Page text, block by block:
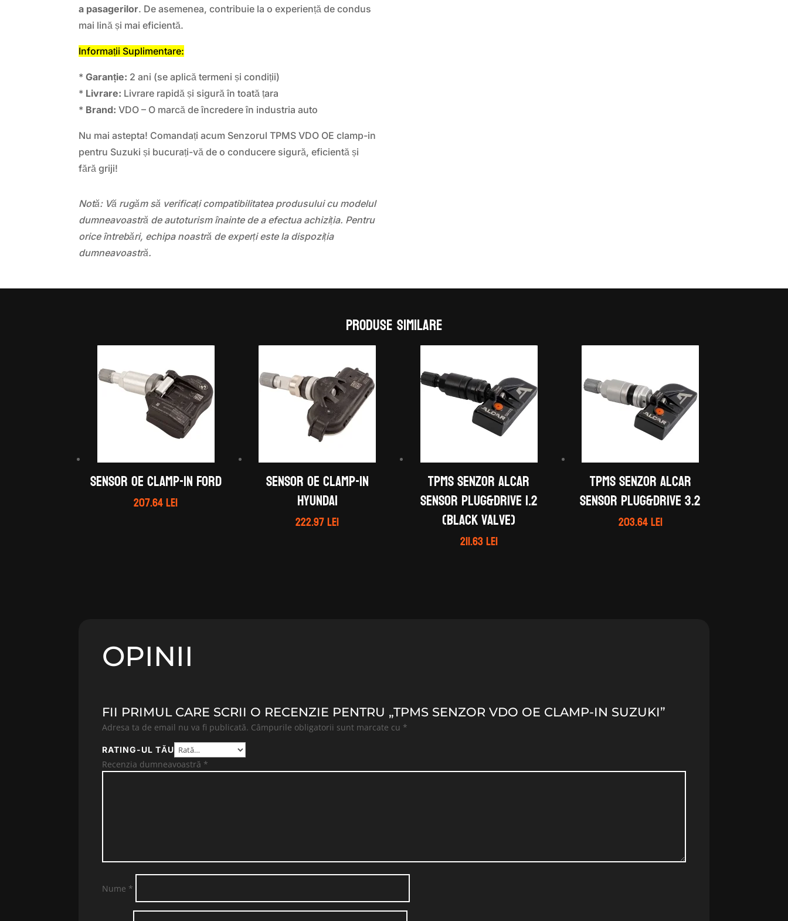
a pasagerilor. De asemenea, contribuie la o experiență de condus
mai lină și mai eficientă.
Informații Suplimentare:
*Garanție: 2 ani (se aplică termeni și condiții)
* Livrare: Livrare rapidă și sigură în toată țara
* Brand: VDO – O marcă de încredere în industria auto
Nu mai astepta! Comandați acum Senzorul TPMS VDO OE clamp-in
pentru Suzuki și bucurați-vă de o conducere sigură, eficientă și
fără griji!
Notă: Vă rugăm să verificați compatibilitatea produsului cu modelul
dumneavoastră de autoturism înainte de a efectua achiziția. Pentru
orice întrebări, echipa noastră de experți este la dispoziția
dumneavoastră.
Produse similare
Sensor OE clamp-in Ford
207.64lei
Sensor OE clamp-in
Hyundai
222.97lei
TPMS Senzor ALCAR
Sensor Plug&Drive 1.2
(black valve)
211.63lei
TPMS Senzor ALCAR
Sensor Plug&Drive 3.2
203.64lei
OPINII
FII PRIMUL CARE SCRII O RECENZIE PENTRU „TPMS SENZOR VDO OE CLAMP-IN SUZUKI”
Adresa ta de email nu va fi publicată. Câmpurile obligatorii sunt marcate cu *
RATING-UL TĂU
Recenzia dumneavoastră *
Nume *